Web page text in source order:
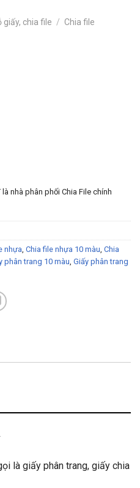
giấy, chia file / Chia file
nhà phân phối Chia File chính
nhựa, Chia file nhựa 10 màu, Chia
phân trang 10 màu, Giấy phân trang
là giấy phân trang, giấy chia